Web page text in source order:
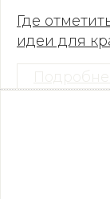
Где
идеи для
Подробнее